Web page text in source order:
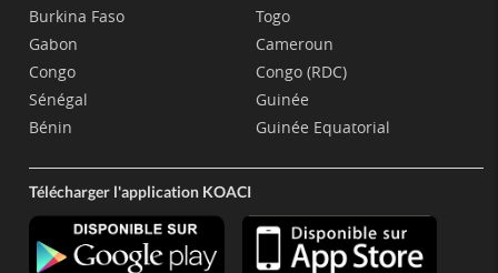
Burkina Faso
Gabon
Congo
Sénégal
Bénin
Togo
Cameroun
Congo (RDC)
Guinée
Guinée Equatorial
Télécharger l'application KOACI